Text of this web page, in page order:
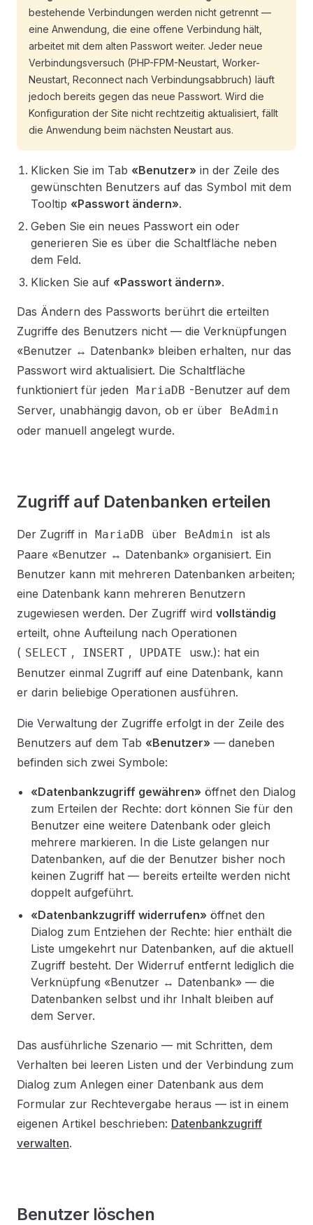
bestehende Verbindungen werden nicht getrennt —
eine Anwendung, die eine offene Verbindung hält,
arbeitet mit dem alten Passwort weiter. Jeder neue
Verbindungsversuch (PHP-FPM-Neustart, Worker-
Neustart, Reconnect nach Verbindungsabbruch) läuft
jedoch bereits gegen das neue Passwort. Wird die
Konfiguration der Site nicht rechtzeitig aktualisiert, fällt
die Anwendung beim nächsten Neustart aus.
Klicken Sie im Tab «Benutzer» in der Zeile des
gewünschten Benutzers auf das Symbol mit dem
Tooltip «Passwort ändern».
Geben Sie ein neues Passwort ein oder
generieren Sie es über die Schaltfläche neben
dem Feld.
Klicken Sie auf «Passwort ändern».
Das Ändern des Passworts berührt die erteilten
Zugriffe des Benutzers nicht — die Verknüpfungen
«Benutzer ↔ Datenbank» bleiben erhalten, nur das
Passwort wird aktualisiert. Die Schaltfläche
funktioniert für jeden
MariaDB -Benutzer auf dem
Server, unabhängig davon, ob er über
BeAdmin
oder manuell angelegt wurde.
Zugriff auf Datenbanken erteilen
Der Zugriff in MariaDB über BeAdmin
ist als
Paare «Benutzer ↔ Datenbank» organisiert. Ein
Benutzer kann mit mehreren Datenbanken arbeiten;
eine Datenbank kann mehreren Benutzern
zugewiesen werden. Der Zugriff wird vollständig
erteilt, ohne Aufteilung nach Operationen
( SELECT , INSERT , UPDATE
usw.): hat ein
Benutzer einmal Zugriff auf eine Datenbank, kann
er darin beliebige Operationen ausführen.
Die Verwaltung der Zugriffe erfolgt in der Zeile des
Benutzers auf dem Tab «Benutzer» — daneben
befinden sich zwei Symbole:
«Datenbankzugriff gewähren» öffnet den Dialog
zum Erteilen der Rechte: dort können Sie für den
Benutzer eine weitere Datenbank oder gleich
mehrere markieren. In die Liste gelangen nur
Datenbanken, auf die der Benutzer bisher noch
keinen Zugriff hat — bereits erteilte werden nicht
doppelt aufgeführt.
«Datenbankzugriff widerrufen» öffnet den
Dialog zum Entziehen der Rechte: hier enthält die
Liste umgekehrt nur Datenbanken, auf die aktuell
Zugriff besteht. Der Widerruf entfernt lediglich die
Verknüpfung «Benutzer ↔ Datenbank» — die
Datenbanken selbst und ihr Inhalt bleiben auf
dem Server.
Das ausführliche Szenario — mit Schritten, dem
Verhalten bei leeren Listen und der Verbindung zum
Dialog zum Anlegen einer Datenbank aus dem
Formular zur Rechtevergabe heraus — ist in einem
eigenen Artikel beschrieben: Datenbankzugriff
verwalten.
Benutzer löschen